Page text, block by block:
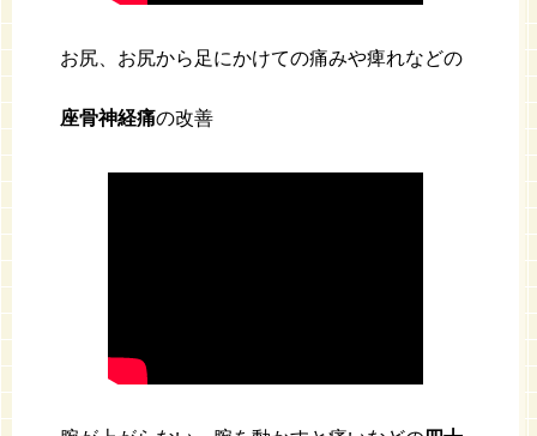
お尻、お尻から足にかけての痛みや痺れなどの
座骨神経痛の改善